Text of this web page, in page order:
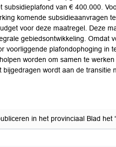
van € 400.000.
komende subsidieaanvragen
voor deze maatregel. Deze
gebiedsontwikkeling. Omdat
voorliggende plafondophoging in
worden om samen te
wordt aan de transitie
in het provinciaal Blad